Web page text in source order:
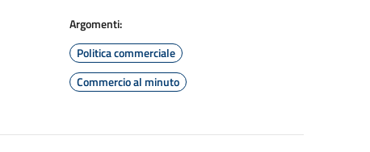
Argomenti:
Politica commerciale
Commercio al minuto